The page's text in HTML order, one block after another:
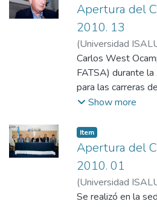
Apertura del
2010. 13
(Universidad
Departamento de
Universidad
Carlos West
FATSA) durante
para las carreras
hacen falta “unos
el objetivo de este
capacitación “es
los trabajadores
educación formal,
ven condicionados
económica o
Show more
Item
Apertura del
2010. 01
(Universidad
Departamento de
Se realizó en la